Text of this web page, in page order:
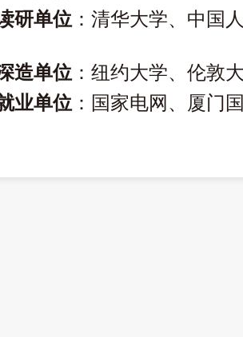
研单位 ： 清华大学、中国
造单位 ： 纽约大学、伦敦
业单位： 国家电网、厦门